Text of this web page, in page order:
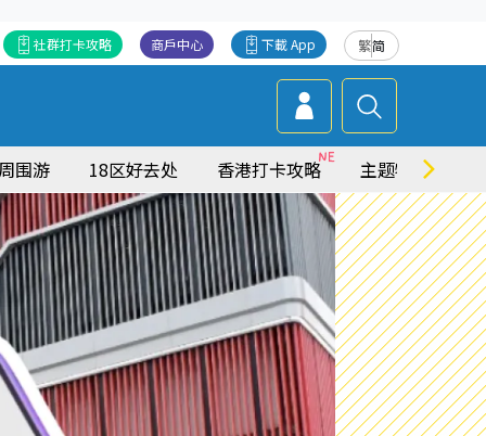
繁简
下載 App
商戶中心
社群打卡攻略
围游 18区好去处 香港打卡攻略 主题特集